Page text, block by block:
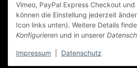
Vimeo, PayPal Express Checkout
können die Einstellung jederzeit
Icon links unten). Weitere Details
Konfigurieren und in unserer
Impressum Datenschutz
Mail:info@zego-tvz.de
Tel.:06021 59092-0